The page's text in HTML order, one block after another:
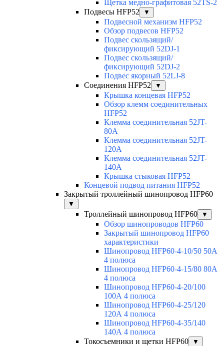
Щетка медно-графитовая 52TS-2
Подвесы HFP52
▼
Подвесной механизм HFP52
Обзор подвесов HFP52
Подвес скользящий/
фиксирующий 52DJ-1
Подвес скользящий/
фиксирующий 52DJ-2
Подвес якорный 52LJ-8
Соединения HFP52
▼
Крышка концевая HFP52
Обзор клемм соединительных
HFP52
Клемма соединительная 52JT-
80A
Клемма соединительная 52JT-
120A
Клемма соединительная 52JT-
140A
Крышка стыковая HFP52
Концевой подвод питания HFP52
Закрытый троллейный шинопровод HFP60
▼
Троллейный шинопровод HFP60 ▼
Обзор шинопроводов HFP60
Закрытый шинопровод HFP60
характеристики
Шинопровод HFP60-4-10/50 50А
4 полюса
Шинопровод HFP60-4-15/80 80А
4 полюса
Шинопровод HFP60-4-20/100
100А 4 полюса
Шинопровод HFP60-4-25/120
120А 4 полюса
Шинопровод HFP60-4-35/140
140А 4 полюса
Токосъемники и щетки HFP60
▼